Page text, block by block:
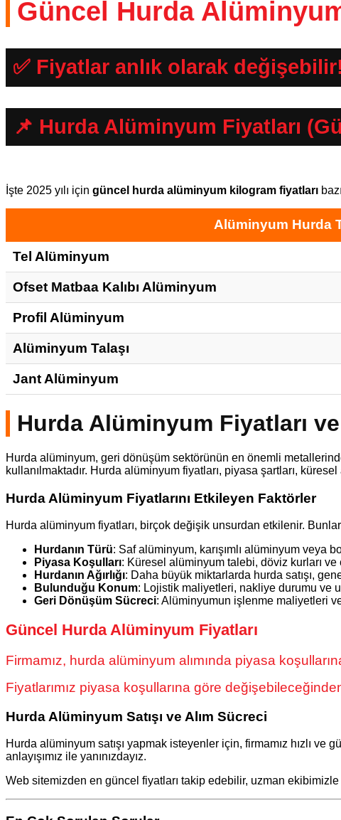
Güncel Hurda
✅ Fiyatlar anlık olarak
📌 Hurda Alüminyum Fiyatları
İşte 2025 yılı için güncel hurda alüminyum kilogram fiyatları
Alüminyum Hurda
Tel Alüminyum
Ofset Matbaa Kalıbı Alüminyum
Profil Alüminyum
Alüminyum Talaşı
Jant Alüminyum
Hurda Alüminyum Fiyatları
Hurda alüminyum, geri dönüşüm sektörünün en önemli
kullanılmaktadır. Hurda alüminyum fiyatları, piyasa şartları,
Hurda Alüminyum Fiyatlarını Etkileyen Faktörler
Hurda alüminyum fiyatları, birçok değişik unsurdan etkilenir.
Hurdanın Türü: Saf alüminyum, karışımlı alüminyum veya
Piyasa Koşulları: Küresel alüminyum talebi, döviz kurları
Hurdanın Ağırlığı: Daha büyük miktarlarda hurda satışı,
Bulunduğu Konum: Lojistik maliyetleri, nakliye durumu ve
Geri Dönüşüm Sücreci: Alüminyumun işlenme maliyetleri
Güncel Hurda Alüminyum Fiyatları
Firmamız, hurda alüminyum alımında piyasa
Fiyatlarımız piyasa koşullarına göre
Hurda Alüminyum Satışı ve Alım Sücreci
Hurda alüminyum satışı yapmak isteyenler için, firmamız hızlı
anlayışımız ile yanınızdayız.
Web sitemizden en güncel fiyatları takip edebilir, uzman